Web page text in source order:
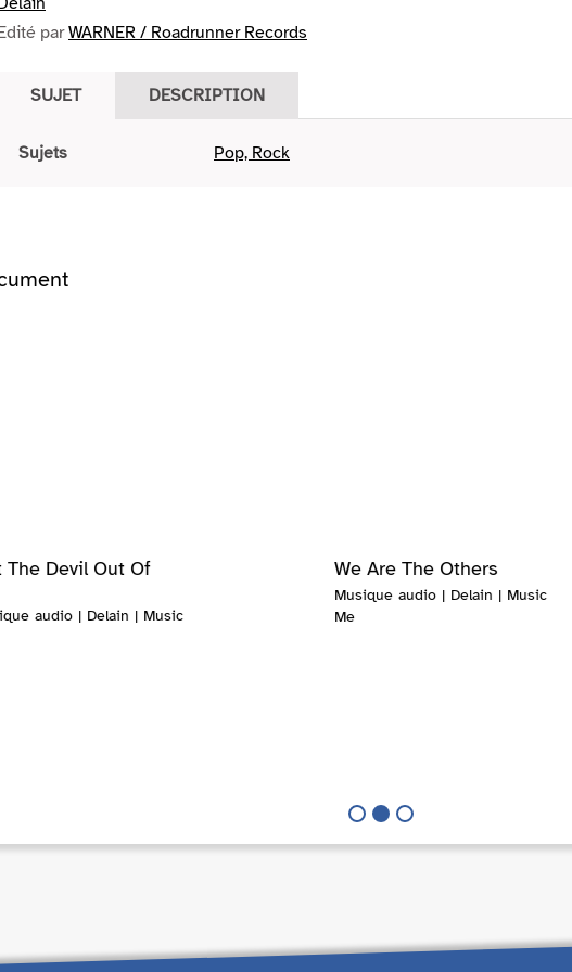
parWARNER / Roadrunner Records
SUJET DESCRIPTION
Sujets Pop, Rock
We Are The Others
Musique audio | Delain | Music
Me
The Devil Out Of
audio | Delain | Music